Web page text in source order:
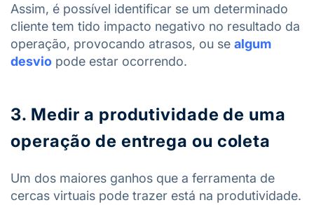
Assim, é possível identificar se um determinado
cliente tem tido impacto negativo no resultado da
operação, provocando atrasos, ou se algum
desvio pode estar ocorrendo.
3. Medir a produtividade de uma
operação de entrega ou coleta
Um dos maiores ganhos que a ferramenta de
cercas virtuais pode trazer está na produtividade.